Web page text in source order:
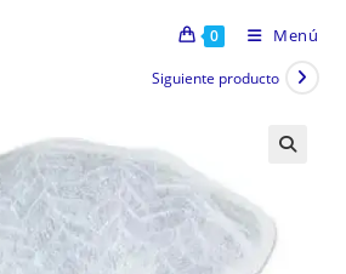
0 Menú
Siguiente producto